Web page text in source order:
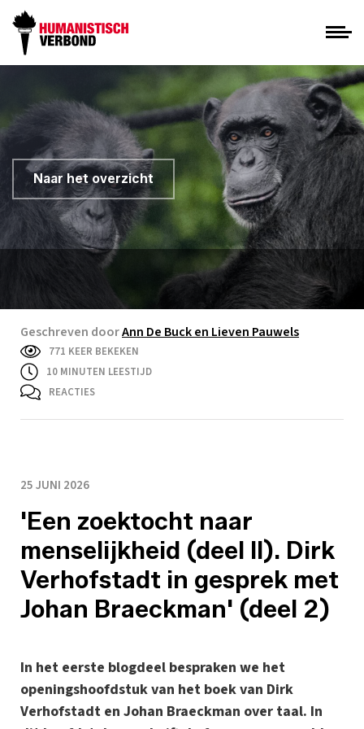
Naar het overzicht
Geschreven doorAnn De Buck en Lieven Pauwels
771 KEER BEKEKEN
10 MINUTEN LEESTIJD
REACTIES
25 JUNI 2026
'Een zoektocht naar
menselijkheid (deel II). Dirk
Verhofstadt in gesprek met
Johan Braeckman' (deel 2)
In het eerste blogdeel bespraken we het
openingshoofdstuk van het boek van Dirk
Verhofstadt en Johan Braeckman over taal. In